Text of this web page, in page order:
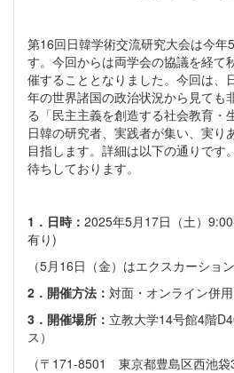
第16回日韓学術交流研究大会は今年
す。今回からは両学会の協議を経て
催することとなりました。今回は、
年の世界諸国の政治状況から見ても
る「民主主義を創造する社会教育・
日韓の研究者、実践者が集い、実り
目指します。詳細は以下の通りです
待ちしております。
1．日時： 2025年5月17日（土）
有り)
（5月16日（金）はエクスカーション
2．開催方法： 対面・オンライン併
3．開催場所： 立教大学14号館4階
ス）
（〒171-8501 東京都豊島区西池袋